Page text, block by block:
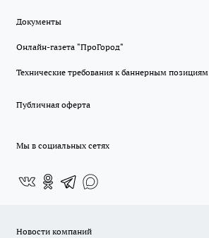
Документы
Онлайн-газета "ПроГород"
Технические требования к баннерным позициям
Публичная оферта
Мы в социальных сетях
Новости компаний